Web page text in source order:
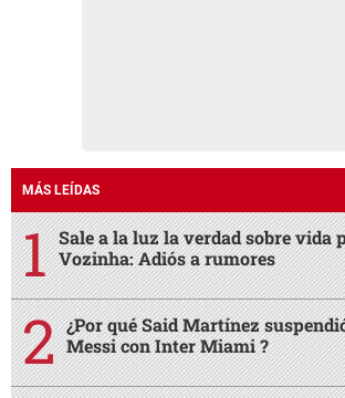
MÁS LEÍDAS
Sale a la luz la verdad sobre vida
Vozinha: Adiós a rumores
¿Por qué Said Martínez
Messi con Inter Miami ?